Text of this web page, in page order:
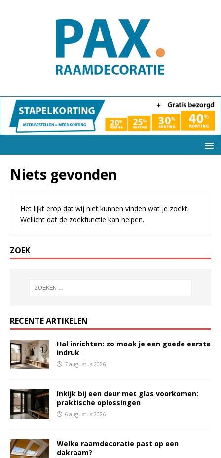
Niets gevonden
Het lijkt erop dat wij niet kunnen vinden wat je zoekt.
Wellicht dat de zoekfunctie kan helpen.
ZOEK
RECENTE ARTIKELEN
Hal inrichten: zo maak je een goede eerste
indruk
7 augustus 2026
Inkijk bij een deur met glas voorkomen:
praktische oplossingen
6 augustus 2026
Welke raamdecoratie past op een
dakraam?